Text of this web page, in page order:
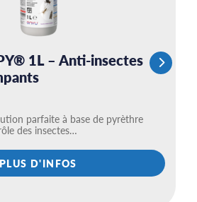
1L – Anti-insectes
parfaite à base de pyrèthre
des insectes…
PLUS D'INFOS